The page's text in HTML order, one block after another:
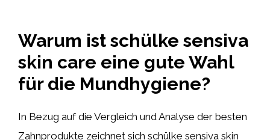
Warum ist schülke sensiva
skin care eine gute Wahl
für die Mundhygiene?
In Bezug auf die Vergleich und Analyse der besten
Zahnprodukte zeichnet sich schülke sensiva skin